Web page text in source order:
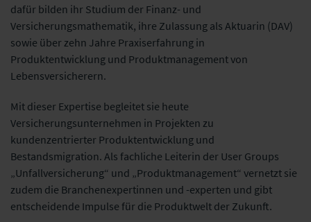
dafür bilden ihr Studium der Finanz- und
Versicherungsmathematik, ihre Zulassung als Aktuarin (DAV)
sowie über zehn Jahre Praxiserfahrung in
Produktentwicklung und Produktmanagement von
Lebensversicherern.
Mit dieser Expertise begleitet sie heute
Versicherungsunternehmen in Projekten zu
kundenzentrierter Produktentwicklung und
Bestandsmigration. Als fachliche Leiterin der User Groups
„Unfallversicherung“ und „Produktmanagement“ vernetzt sie
zudem die Branchenexpertinnen und -experten und gibt
entscheidende Impulse für die Produktwelt der Zukunft.